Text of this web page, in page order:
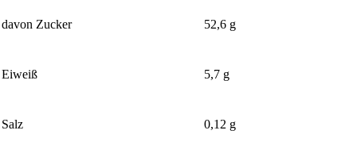
davon Zucker 52,6 g
Eiweiß 5,7 g
Salz 0,12 g